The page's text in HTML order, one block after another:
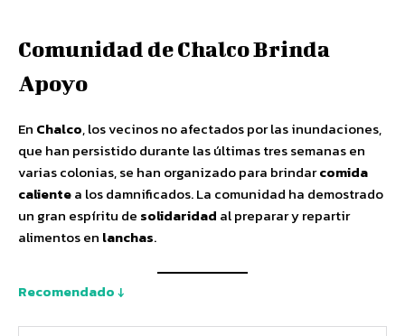
Comunidad de Chalco Brinda
Apoyo
En Chalco, los vecinos no afectados por las inundaciones,
que han persistido durante las últimas tres semanas en
varias colonias, se han organizado para brindarcomida
calientea los damnificados. La comunidad ha demostrado
un gran espíritu de solidaridad al preparar y repartir
alimentos en lanchas.
Recomendado ↓